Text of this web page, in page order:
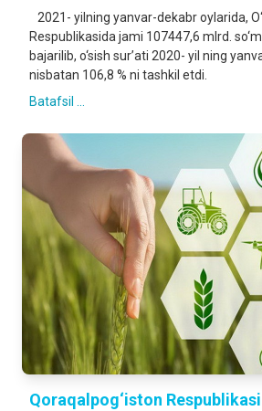
2021- yilning yanvar-dekabr oylarida,
Respublikasida jami 107447,6 mlrd.
bajarilib, o‘sish sur’ati 2020- yil ning
nisbatan 106,8 % ni tashkil etdi.
Batafsil ...
Qoraqalpog‘iston